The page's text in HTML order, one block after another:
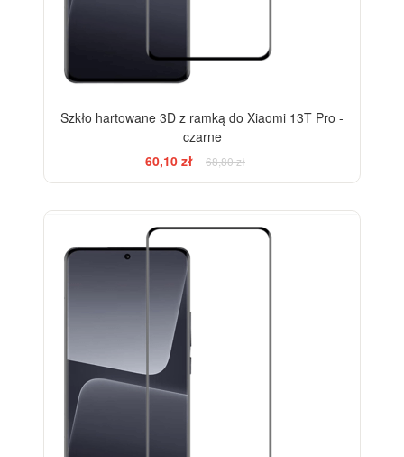
Szkło hartowane 3D z ramką do Xiaomi 13T Pro -
czarne
60,10 zł
68,80 zł